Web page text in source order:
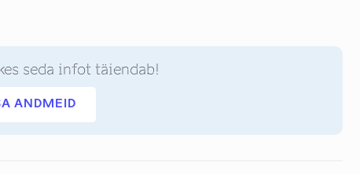
seda infot täiendab!
ANDMEID